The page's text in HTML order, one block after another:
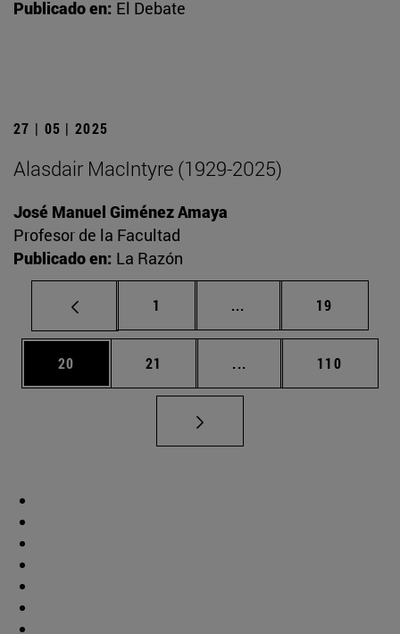
Publicado en: El Debate
27 | 05 | 2025
Alasdair MacIntyre (1929-2025)
José Manuel Giménez Amaya
Profesor de la Facultad
Publicado en: La Razón
Página
1 ... Páginas intermedias
Página
19
Página
20 Página
21 ... Páginas intermedias
Página
110